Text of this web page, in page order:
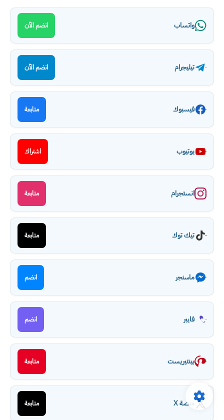
واتساب انضم الآن
تيليجرام انضم الآن
فيسبوك متابعة
يوتيوب اشتراك
انستجرام متابعة
تيك توك متابعة
ماسنجر انضم
فايبر انضم
بينتيريست متابعة
منصة X متابعة